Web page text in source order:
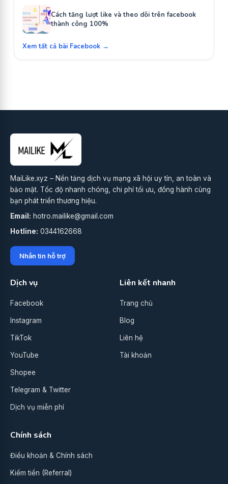
Cách tăng lượt like và theo dõi trên facebook
thành công 100%
Xem tất cả bài Facebook →
MaiLike.xyz – Nền tảng dịch vụ mạng xã hội uy tín, an toàn và
bảo mật. Tốc độ nhanh chóng, chi phí tối ưu, đồng hành cùng
bạn phát triển thương hiệu.
Email: hotro.mailike@gmail.com
Hotline: 0344162668
Nhắn tin hỗ trợ
Dịch vụ
Facebook
Instagram
TikTok
YouTube
Shopee
Telegram & Twitter
Dịch vụ miễn phí
Liên kết nhanh
Trang chủ
Blog
Liên hệ
Tài khoản
Chính sách
Điều khoản & Chính sách
Kiếm tiền (Referral)